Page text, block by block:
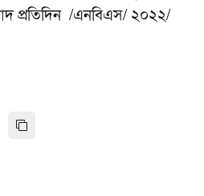
প্রতিদিন /এনবিএস/ ২০২২/